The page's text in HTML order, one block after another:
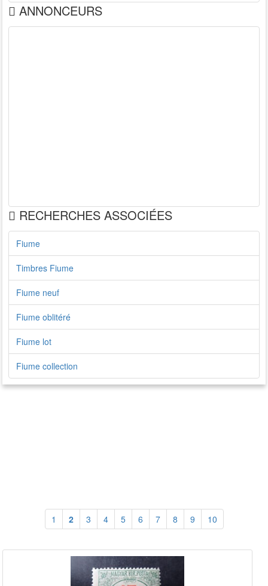
ANNONCEURS
RECHERCHES ASSOCIÉES
Fiume
Timbres Fiume
Fiume neuf
Fiume oblitéré
Fiume lot
Fiume collection
1 2 3 4 5 6 7 8 9 10